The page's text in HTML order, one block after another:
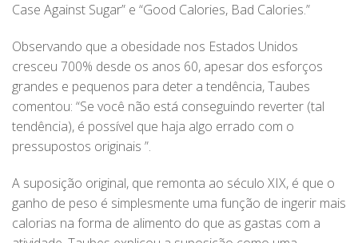
Case Against Sugar” e “Good Calories, Bad Calories.”
Observando que a obesidade nos Estados Unidos
cresceu 700% desde os anos 60, apesar dos esforços
grandes e pequenos para deter a tendência, Taubes
comentou: “Se você não está conseguindo reverter (tal
tendência), é possível que haja algo errado com o
pressupostos originais ”.
A suposição original, que remonta ao século XIX, é que o
ganho de peso é simplesmente uma função de ingerir mais
calorias na forma de alimento do que as gastas com a